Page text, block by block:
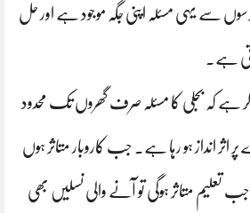
سے یہی مسئلہ اپنی جگہ موجود ہے اور حل
ہے۔
ہے کہ بجلی کا مسئلہ صرف گھروں تک محدود
اثر انداز ہو رہا ہے۔ جب کاروبار متاثر ہوں
تعلیم متاثر ہوگی تو آنے والی نسلیں بھی